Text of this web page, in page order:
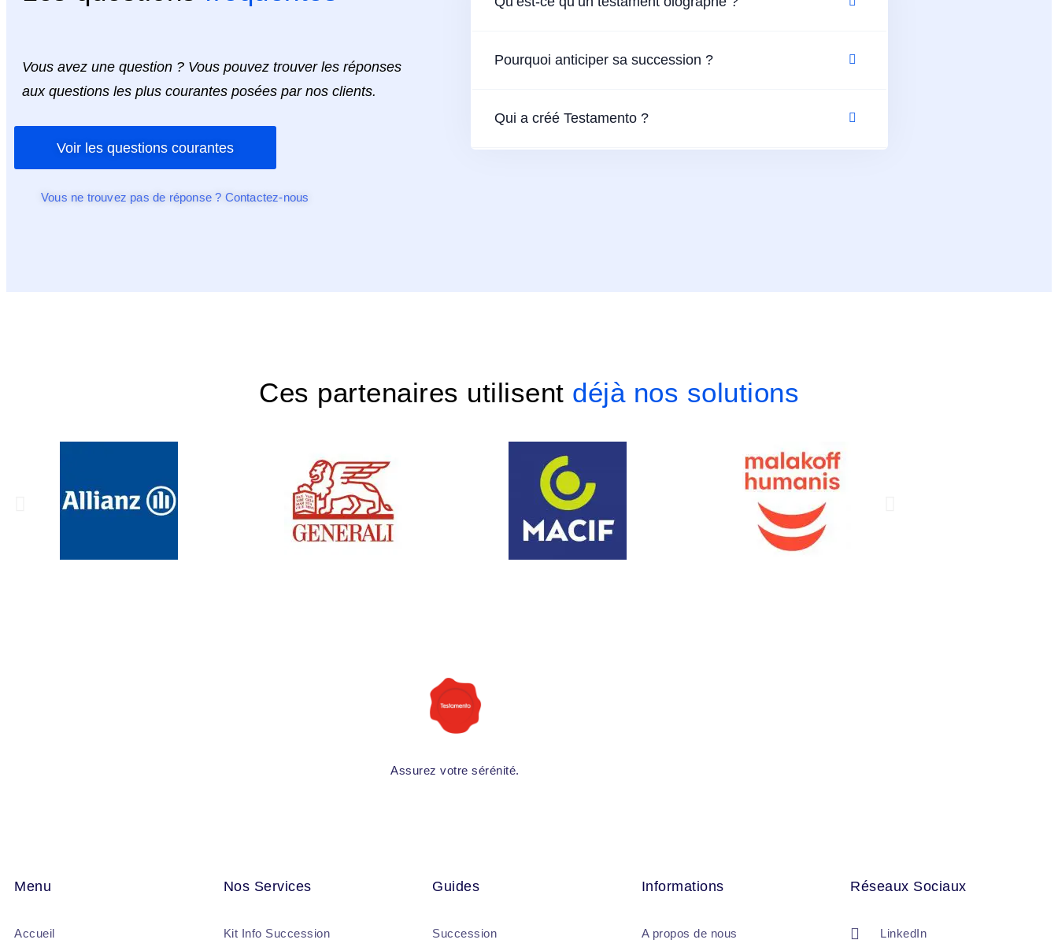
Vous avez une question ? Vous pouvez trouver les réponses
aux questions les plus courantes posées par nos clients.
Voir les questions courantes
Vous ne trouvez pas de réponse ? Contactez-nous
Pourquoi anticiper sa succession ?
Qui a créé Testamento ?
Ces partenaires utilisent déjà nos solutions
Assurez votre sérénité.
Menu
Accueil
Nos Services
Kit Info Succession
Guides
Succession
Informations
A propos de nous
Réseaux Sociaux
LinkedIn